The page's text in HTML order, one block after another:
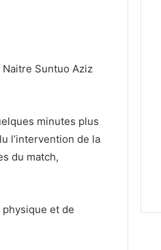
Naitre Suntuo Aziz
minutes plus
l’intervention de la
du match,
et de